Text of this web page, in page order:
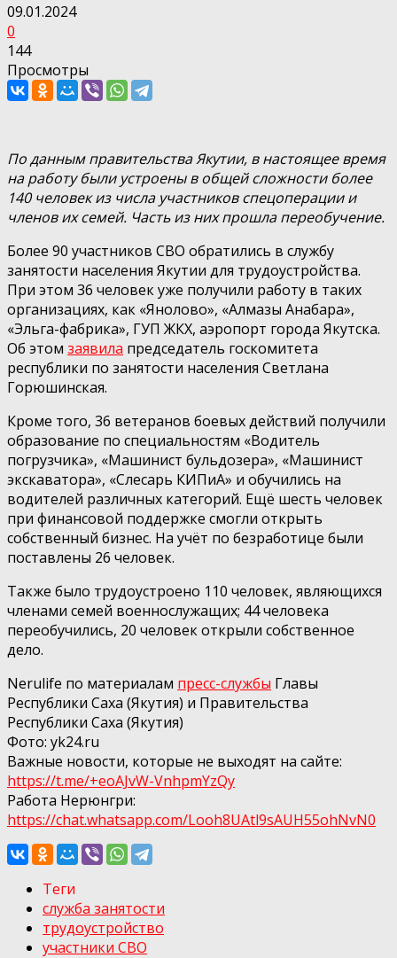
09.01.2024
0
144
Просмотры
По данным правительства Якутии, в настоящее время
на работу были устроены в общей сложности более
140 человек из числа участников спецоперации и
членов их семей. Часть из них прошла переобучение.
Более 90 участников СВО обратились в службу
занятости населения Якутии для трудоустройства.
При этом 36 человек уже получили работу в таких
организациях, как «Янолово», «Алмазы Анабара»,
«Эльга-фабрика», ГУП ЖКХ, аэропорт города Якутска.
Об этом заявила председатель госкомитета
республики по занятости населения Светлана
Горюшинская.
Кроме того, 36 ветеранов боевых действий получили
образование по специальностям «Водитель
погрузчика», «Машинист бульдозера», «Машинист
экскаватора», «Слесарь КИПиА» и обучились на
водителей различных категорий. Ещё шесть человек
при финансовой поддержке смогли открыть
собственный бизнес. На учёт по безработице были
поставлены 26 человек.
Также было трудоустроено 110 человек, являющихся
членами семей военнослужащих; 44 человека
переобучились, 20 человек открыли собственное
дело.
Nerulife по материалам пресс-службы Главы
Республики Саха (Якутия) и Правительства
Республики Саха (Якутия)
Фото: yk24.ru
Важные новости, которые не выходят на сайте:
https://t.me/+eoAJvW-VnhpmYzQy
Работа Нерюнгри:
https://chat.whatsapp.com/Looh8UAtl9sAUH55ohNvN0
Теги
служба занятости
трудоустройство
участники СВО